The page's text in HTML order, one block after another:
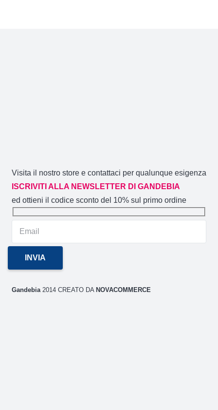
Visita il nostro store e contattaci per qualunque esigenza
ISCRIVITI ALLA NEWSLETTER DI GANDEBIA
ed ottieni il codice sconto del 10% sul primo ordine
Gandebia2014 CREATO DA NOVACOMMERCE